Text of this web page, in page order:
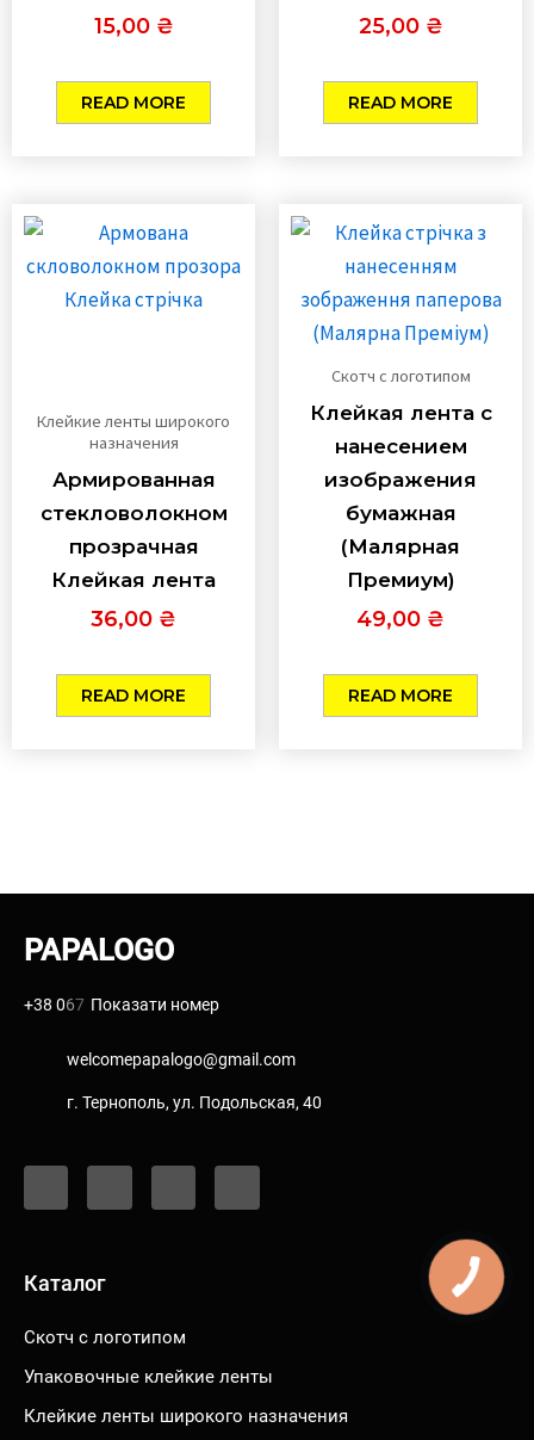
15,00 ₴
READ MORE
25,00 ₴
READ MORE
Клейкие ленты широкого
назначения
Армированная
стекловолокном
прозрачная
Клейкая лента
36,00 ₴
READ MORE
Скотч с логотипом
Клейкая лента с
нанесением
изображения
бумажная
(Малярная
Премиум)
49,00 ₴
READ MORE
PAPALOGO
+38 067 Показати номер
welcomepapalogo@gmail.com
г. Тернополь, ул. Подольская, 40
a
e
k
f
n
t
o
t
i
t
Каталог
Скотч c логотипом
Упаковочные клейкие ленты
Клейкие ленты широкого назначения